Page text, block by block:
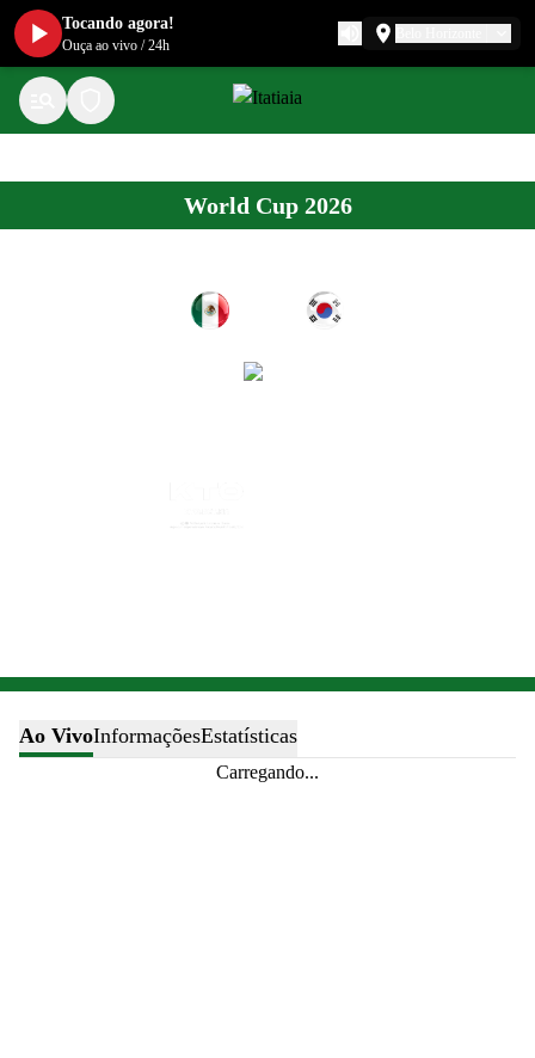
World Cup 2026
Ao VivoInformaçõesEstatísticas
Carregando...
Tocando agora!
Ouça ao vivo /24h